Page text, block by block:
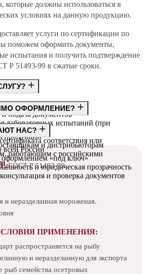
которые должны использоваться в
условиях на данную продукцию.
услуги по сертификации по
поможем оформить документы,
испытания и получить подтверждение
Р 51493-99 в сжатые сроки.
по требованиям ГОСТ
подача документов
лабораторных испытаний (при
соответствия или
ОФОРМЛЕНИЕ?
продукции
и дистрибьюторам
работающим с российскими
НАС?
всей России
«под ключ»
и юридическая прозрачность
и проверка документов
ГОСТ Р 51493-99
и неразделанная мороженая.
ПРИМЕНЕНИЯ:
распространяется на рыбу
и неразделанную для экспорта
рыб семейства осетровых